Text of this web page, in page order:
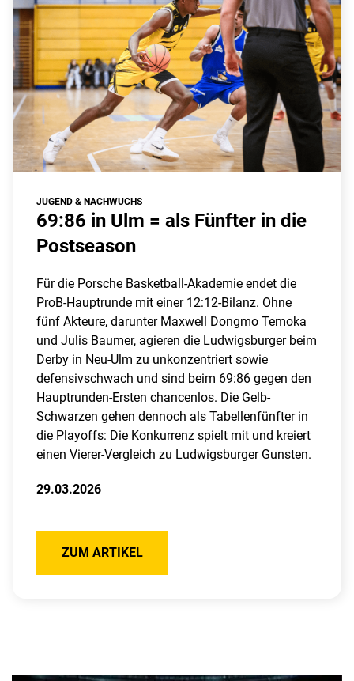
JUGEND & NACHWUCHS
69:86 in Ulm = als Fünfter in die
Postseason
Für die Porsche Basketball-Akademie endet die
ProB-Hauptrunde mit einer 12:12-Bilanz. Ohne
fünf Akteure, darunter Maxwell Dongmo Temoka
und Julis Baumer, agieren die Ludwigsburger beim
Derby in Neu-Ulm zu unkonzentriert sowie
defensivschwach und sind beim 69:86 gegen den
Hauptrunden-Ersten chancenlos. Die Gelb-
Schwarzen gehen dennoch als Tabellenfünfter in
die Playoffs: Die Konkurrenz spielt mit und kreiert
einen Vierer-Vergleich zu Ludwigsburger Gunsten.
29.03.2026
ZUM ARTIKEL